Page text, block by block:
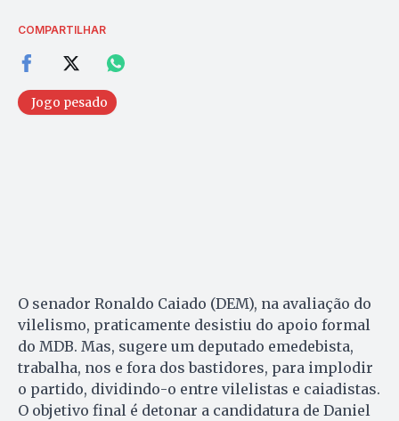
COMPARTILHAR
Jogo pesado
O senador Ronaldo Caiado (DEM), na avaliação do
vilelismo, praticamente desistiu do apoio formal
do MDB. Mas, sugere um deputado emedebista,
trabalha, nos e fora dos bastidores, para implodir
o partido, dividindo-o entre vilelistas e caiadistas.
O objetivo final é detonar a candidatura de Daniel